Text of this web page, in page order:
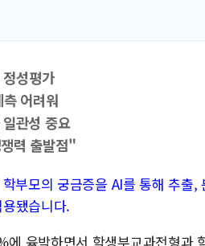
성평가
어려워
관성 중요
력 출발점"
부모의 궁금증을 AI를 통해 추출,
됐습니다.
육박하면서 학생부교과전형과